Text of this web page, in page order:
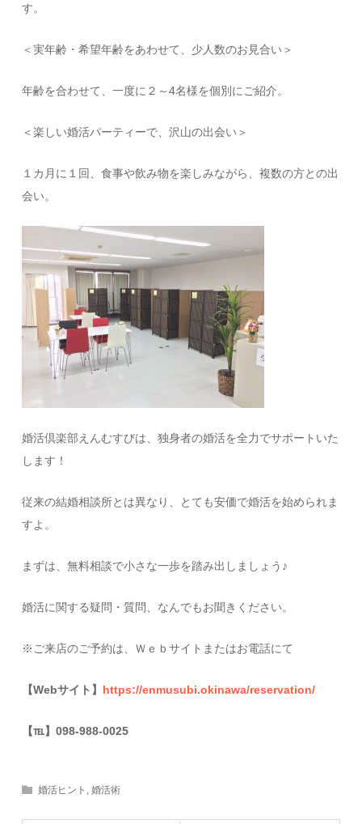
す。
＜実年齢・希望年齢をあわせて、少人数のお見合い＞
年齢を合わせて、一度に２～4名様を個別にご紹介。
＜楽しい婚活パーティーで、沢山の出会い＞
１カ月に１回、食事や飲み物を楽しみながら、複数の方との出
会い。
婚活倶楽部えんむすびは、独身者の婚活を全力でサポートいた
します！
従来の結婚相談所とは異なり、とても安価で婚活を始められま
すよ。
まずは、無料相談で小さな一歩を踏み出しましょう♪
婚活に関する疑問・質問、なんでもお聞きください。
※ご来店のご予約は、Ｗｅｂサイトまたはお電話にて
【Webサイト】 https://enmusubi.okinawa/reservation/
【℡】098-988-0025
婚活ヒント ,婚活術